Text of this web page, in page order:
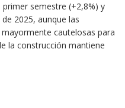
semestre (+2,8%) y
2025, aunque las
cautelosas para
la construcción mantiene